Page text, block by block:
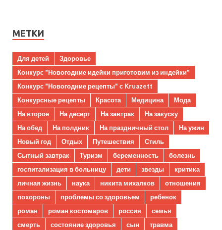
МЕТКИ
Для детей
Здоровье
Конкурс "Новогодние идейки приготовим из индейки"
Конкурс "Новогодние рецепты" с Kruazett
Конкурсные рецепты
Красота Медицина
Мода
На второе
На десерт На завтрак
На закуску
На обед
На полдник На праздничный стол
На ужин
Новый год
Отдых Путешествия
Стиль
Сытный завтрак
Туризм беременность
болезнь
госпитализация в больницу
дети звезды
критика
личная жизнь
наука никита михалков
отношения
похороны
проблемы со здоровьем
ребенок
роман
роман костомаров россия
семья
смерть
состояние здоровья сын
травма